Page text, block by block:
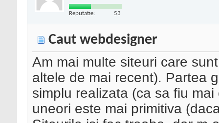
Reputatie: 53
Caut webdesigner
Am mai multe siteuri care
altele de mai recent). Partea
simplu realizata (ca sa fiu
uneori este mai primitiva